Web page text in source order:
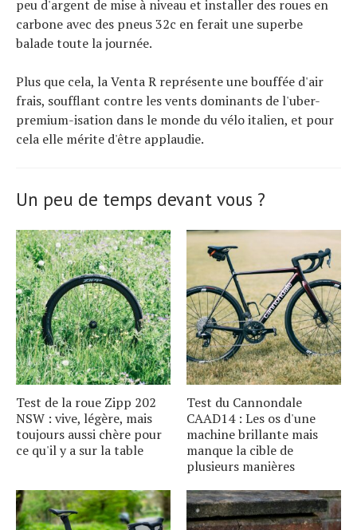
peu d'argent de mise à niveau et installer des roues en
carbone avec des pneus 32c en ferait une superbe
balade toute la journée.
Plus que cela, la Venta R représente une bouffée d'air
frais, soufflant contre les vents dominants de l'uber-
premium-isation dans le monde du vélo italien, et pour
cela elle mérite d'être applaudie.
Un peu de temps devant vous ?
Test de la roue Zipp 202
NSW : vive, légère, mais
toujours aussi chère pour
ce qu'il y a sur la table
Test du Cannondale
CAAD14 : Les os d'une
machine brillante mais
manque la cible de
plusieurs manières